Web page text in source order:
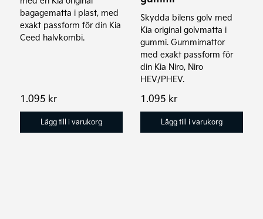
bagagematta i plast, med
exakt passform för din Kia
Ceed halvkombi.
1.095 kr
Lägg till i varukorg
Skydda bilens golv med
Kia original golvmatta i
gummi. Gummimattor
med exakt passform för
din Kia Niro, Niro
HEV/PHEV.
1.095 kr
Lägg till i varukorg